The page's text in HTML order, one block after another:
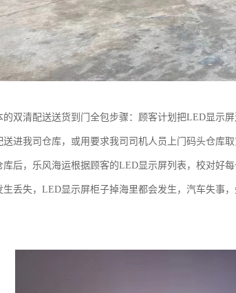
双清配送送货到门全包步骤：顾客计划把LED显示
送进我司仓库，或用要求我司司机人员上门码头仓库
库后，乐风海运根据顾客的LED显示屏列表，校对好
生丢失，LED显示屏柜子掉海里都会发生，汽车失事